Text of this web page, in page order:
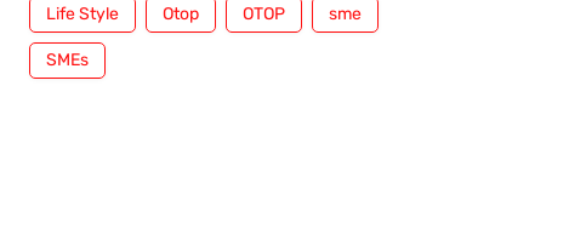
Life Style Otop OTOP sme
SMEs